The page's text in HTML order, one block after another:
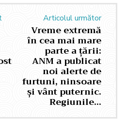
Articolul următor
Vreme extremă
în cea mai mare
parte a țării:
ANM a publicat
noi alerte de
furtuni, ninsoare
și vânt puternic.
Regiunile…